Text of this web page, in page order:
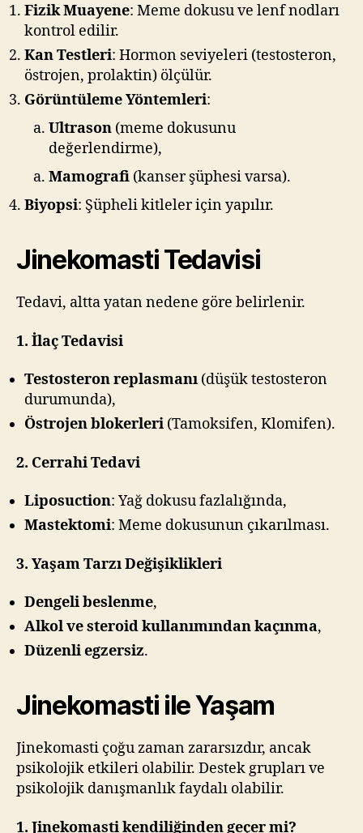
Fizik Muayene: Meme dokusu ve lenf nodları
kontrol edilir.
Kan Testleri: Hormon seviyeleri (testosteron,
östrojen, prolaktin) ölçülür.
Görüntüleme Yöntemleri:
Ultrason (meme dokusunu
değerlendirme),
Mamografi (kanser şüphesi varsa).
Biyopsi: Şüpheli kitleler için yapılır.
Jinekomasti Tedavisi
Tedavi, altta yatan nedene göre belirlenir.
1. İlaç Tedavisi
Testosteron replasmanı (düşük testosteron
durumunda),
Östrojen blokerleri (Tamoksifen, Klomifen).
2. Cerrahi Tedavi
Liposuction: Yağ dokusu fazlalığında,
Mastektomi: Meme dokusunun çıkarılması.
3. Yaşam Tarzı Değişiklikleri
Dengeli beslenme,
Alkol ve steroid kullanımından kaçınma,
Düzenli egzersiz.
Jinekomasti ile Yaşam
Jinekomasti çoğu zaman zararsızdır, ancak
psikolojik etkileri olabilir. Destek grupları ve
psikolojik danışmanlık faydalı olabilir.
1. Jinekomasti kendiliğinden geçer mi?